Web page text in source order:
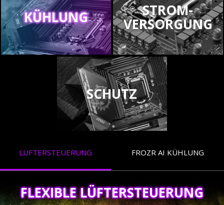
KÜHLUNG STROM-
VERSORGUNG
SCHUTZ
LÜFTERSTEUERUNG FROZR AI KÜHLUNG
FLEXIBLE LÜFTERSTEUERUNG